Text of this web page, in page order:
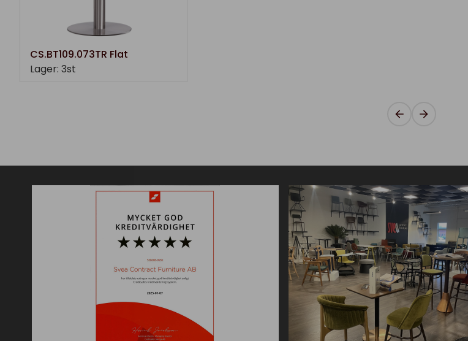
CS.BT109.073TR Flat
Lager: 3st